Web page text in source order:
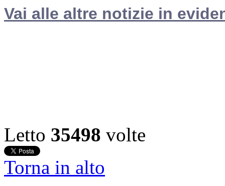
Vai alle altre notizie in
Letto 35498 volte
Torna in alto